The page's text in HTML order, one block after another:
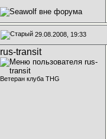
29.08.2008, 19:33
rus-transit
Ветеран клуба THG